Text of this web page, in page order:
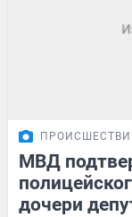
МВД
дочери